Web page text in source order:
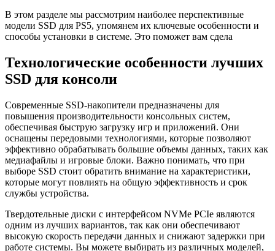
В этом разделе мы рассмотрим наиболее перспективные
модели SSD для PS5, упомянем их ключевые особенности и
способы установки в системе. Это поможет вам сдела
Технологические особенности лучших
SSD для консоли
Современные SSD-накопители предназначены для
повышения производительности консольных систем,
обеспечивая быструю загрузку игр и приложений. Они
оснащены передовыми технологиями, которые позволяют
эффективно обрабатывать большие объемы данных, таких как
медиафайлы и игровые блоки. Важно понимать, что при
выборе SSD стоит обратить внимание на характеристики,
которые могут повлиять на общую эффективность и срок
службы устройства.
Твердотельные диски с интерфейсом NVMe PCIe являются
одним из лучших вариантов, так как они обеспечивают
высокую скорость передачи данных и снижают задержки при
работе системы. Вы можете выбирать из различных моделей,